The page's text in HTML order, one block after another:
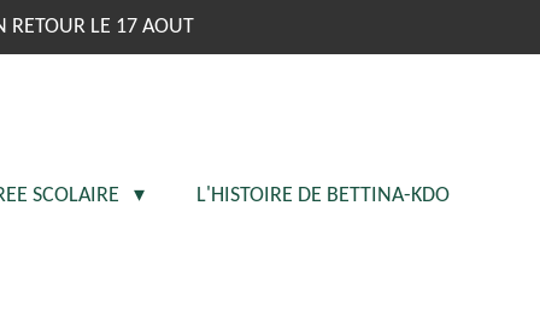
RETOUR LE 17 AOUT
SCOLAIRE L'HISTOIRE DE BETTINA-KDO